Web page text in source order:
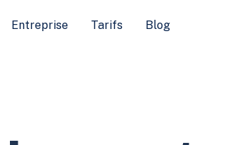
Entreprise Tarifs Blog